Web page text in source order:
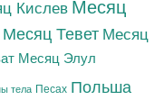
Кислев Месяц
Месяц Тевет Месяц
Месяц Элул
тела Песах Польша